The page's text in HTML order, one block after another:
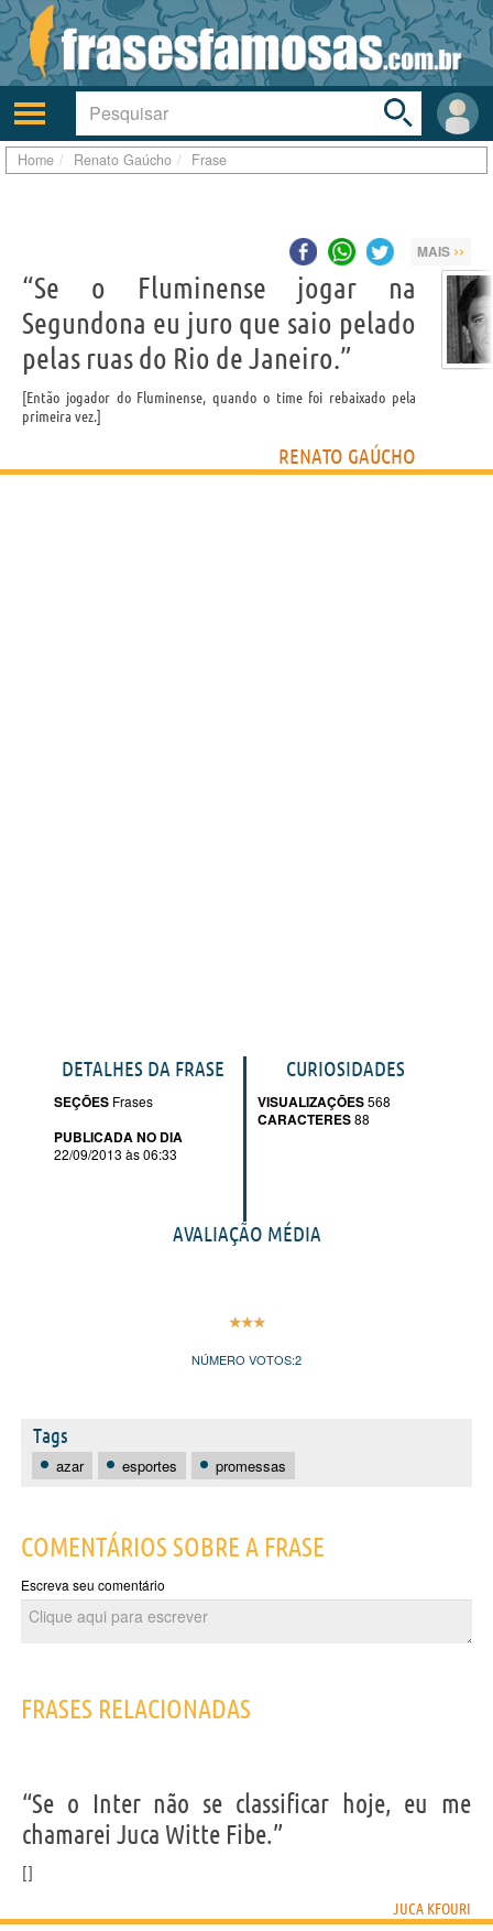
Ativar/desativar
a
navegação
Área
do
Toggle
search
bar
Home Renato Gaúcho Frase
MAIS ››
“Se o Fluminense jogar na
Segundona eu juro que saio pelado
pelas ruas do Rio de Janeiro.”
Então jogador do Fluminense, quando o time foi rebaixado pela
primeira vez.
RENATO GAÚCHO
DETALHES DA FRASE
SEÇÕES Frases
PUBLICADA NO DIA
22/09/2013 às 06:33
CURIOSIDADES
VISUALIZAÇÕES568
CARACTERES88
AVALIAÇÃO MÉDIA
NÚMERO VOTOS:2
Tags
azar esportes promessas
COMENTÁRIOS SOBRE A FRASE
Escreva seu comentário
FRASES RELACIONADAS
“Se o Inter não se classificar hoje, eu me
chamarei Juca Witte Fibe.”
JUCA KFOURI